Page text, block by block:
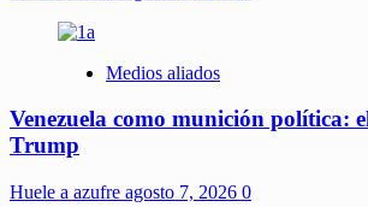
Medios aliados
Venezuela como munición política:
Trump
Huele a azufre agosto 7, 2026 0